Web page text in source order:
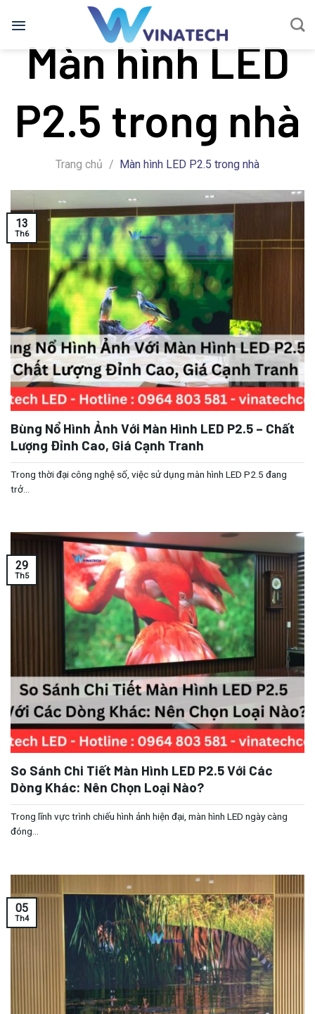
qua
Màn hình LED
P2.5 trong nhà
Trang chủ / Màn hình LED P2.5 trong nhà
Bùng Nổ Hình Ảnh Với Màn Hình LED P2.5 – Chất
Lượng Đỉnh Cao, Giá Cạnh Tranh
Trong thời đại công nghệ số, việc sử dụng màn hình LED P2.5 đang
trở...
13
Th6
So Sánh Chi Tiết Màn Hình LED P2.5 Với Các
Dòng Khác: Nên Chọn Loại Nào?
Trong lĩnh vực trình chiếu hình ảnh hiện đại, màn hình LED ngày càng
đóng...
29
Th5
05
Th4